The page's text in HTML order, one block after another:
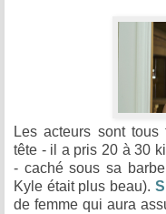
Les acteurs sont tous
tête - il a pris 20 à 30
- caché sous sa
Kyle était plus beau).
de femme qui aura